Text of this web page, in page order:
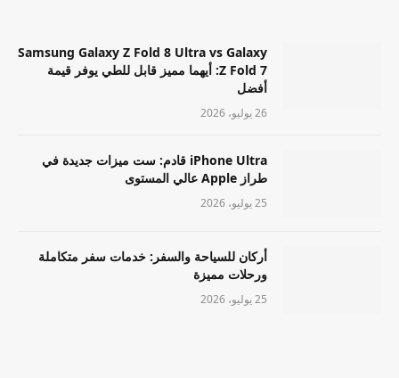
Samsung Galaxy Z Fold 8 Ultra vs Galaxy
Z Fold 7: أيهما مميز قابل للطي يوفر قيمة
أفضل
26 يوليو، 2026
iPhone Ultra قادم: ست ميزات جديدة في
طراز Apple عالي المستوى
25 يوليو، 2026
أركان للسياحة والسفر: خدمات سفر متكاملة
ورحلات مميزة
25 يوليو، 2026